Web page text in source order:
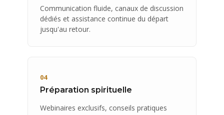
Communication fluide, canaux de discussion
dédiés et assistance continue du départ
jusqu'au retour.
04
Préparation spirituelle
Webinaires exclusifs, conseils pratiques